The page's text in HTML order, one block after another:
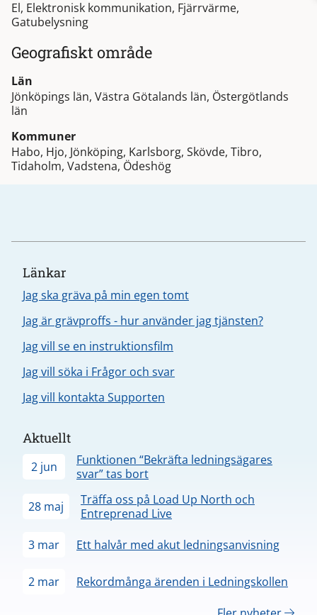
El, Elektronisk kommunikation, Fjärrvärme,
Gatubelysning
Geografiskt område
Län
Jönköpings län, Västra Götalands län, Östergötlands
län
Kommuner
Habo, Hjo, Jönköping, Karlsborg, Skövde, Tibro,
Tidaholm, Vadstena, Ödeshög
Länkar
Jag ska gräva på min egen tomt
Jag är grävproffs - hur använder jag tjänsten?
Jag vill se en instruktionsfilm
Jag vill söka i Frågor och svar
Jag vill kontakta Supporten
Aktuellt
2 jun
Funktionen “Bekräfta ledningsägares
svar” tas bort
28 maj
Träffa oss på Load Up North och
Entreprenad Live
3 mar
Ett halvår med akut ledningsanvisning
2 mar
Rekordmånga ärenden i Ledningskollen